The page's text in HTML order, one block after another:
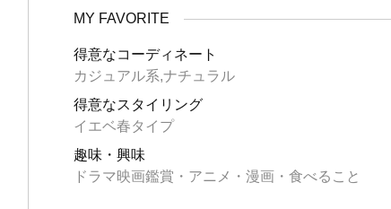
MY FAVORITE
得意なコーディネート
カジュアル系,ナチュラル
得意なスタイリング
イエベ春タイプ
趣味・興味
ドラマ映画鑑賞・アニメ・漫画・食べること